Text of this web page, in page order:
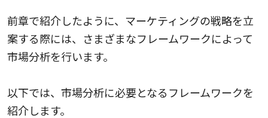
前章で紹介したように、マーケティングの戦略を立
案する際には、さまざまなフレームワークによって
市場分析を行います。
以下では、市場分析に必要となるフレームワークを
紹介します。